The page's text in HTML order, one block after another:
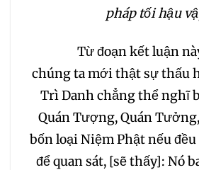
076
079
081 082 083
084 085
pháp tối hậu
Từ đoạn kết luận này
chúng ta mới thật sự thấu
Trì Danh chẳng thể nghĩ
Quán Tượng, Quán
bốn loại Niệm Phật nếu
để quan sát, [sẽ thấy]: Nó